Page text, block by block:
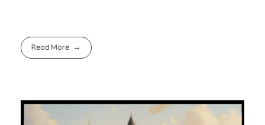
Read More